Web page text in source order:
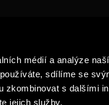
médií a analýze
sdílíme se
zkombinovat s dalšími
jejich služby.
NAVŠTIVTE NÁS
ZPRACOVÁNÍ A
ÚDAJŮ